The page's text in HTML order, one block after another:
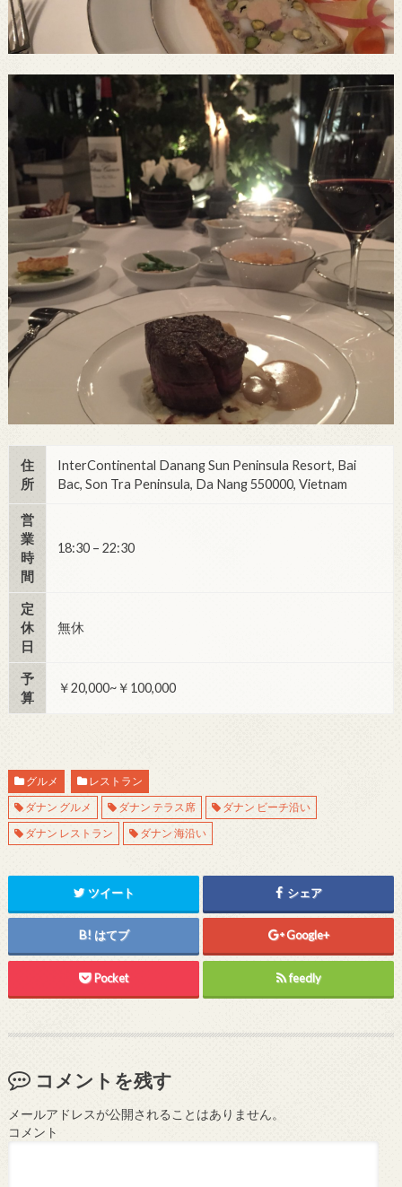
住
所
InterContinental Danang Sun Peninsula Resort, Bai
Bac, Son Tra Peninsula, Da Nang 550000, Vietnam
営
業
時
間
18:30 – 22:30
定
休
日
無休
予
算
￥20,000~￥100,000
グルメ
レストラン
ダナン グルメ
ダナン テラス席
ダナン ビーチ沿い
ダナン レストラン
ダナン 海沿い
ツイート シェア
はてブ Google+
Pocket feedly
コメントを残す
メールアドレスが公開されることはありません。
コメント